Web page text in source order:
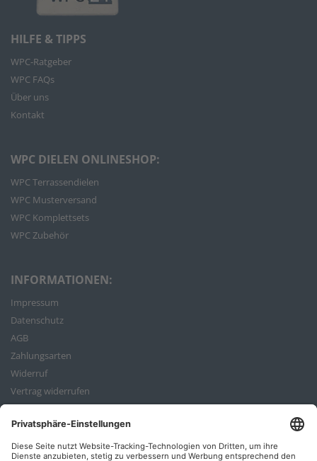
HILFE & TIPPS
WPC-Ratgeber
WPC FAQs
Über uns
Kontakt
WPC DIELEN ONLINESHOP:
WPC Terrassendielen
WPC Musterversand
WPC Komplettsets
WPC Zubehör
INFORMATIONEN:
Impressum
Datenschutz
AGB
Zahlungsarten
Widerruf
Vertrag widerrufen
Bestellvorgang
ZAHLUNGSARTEN: